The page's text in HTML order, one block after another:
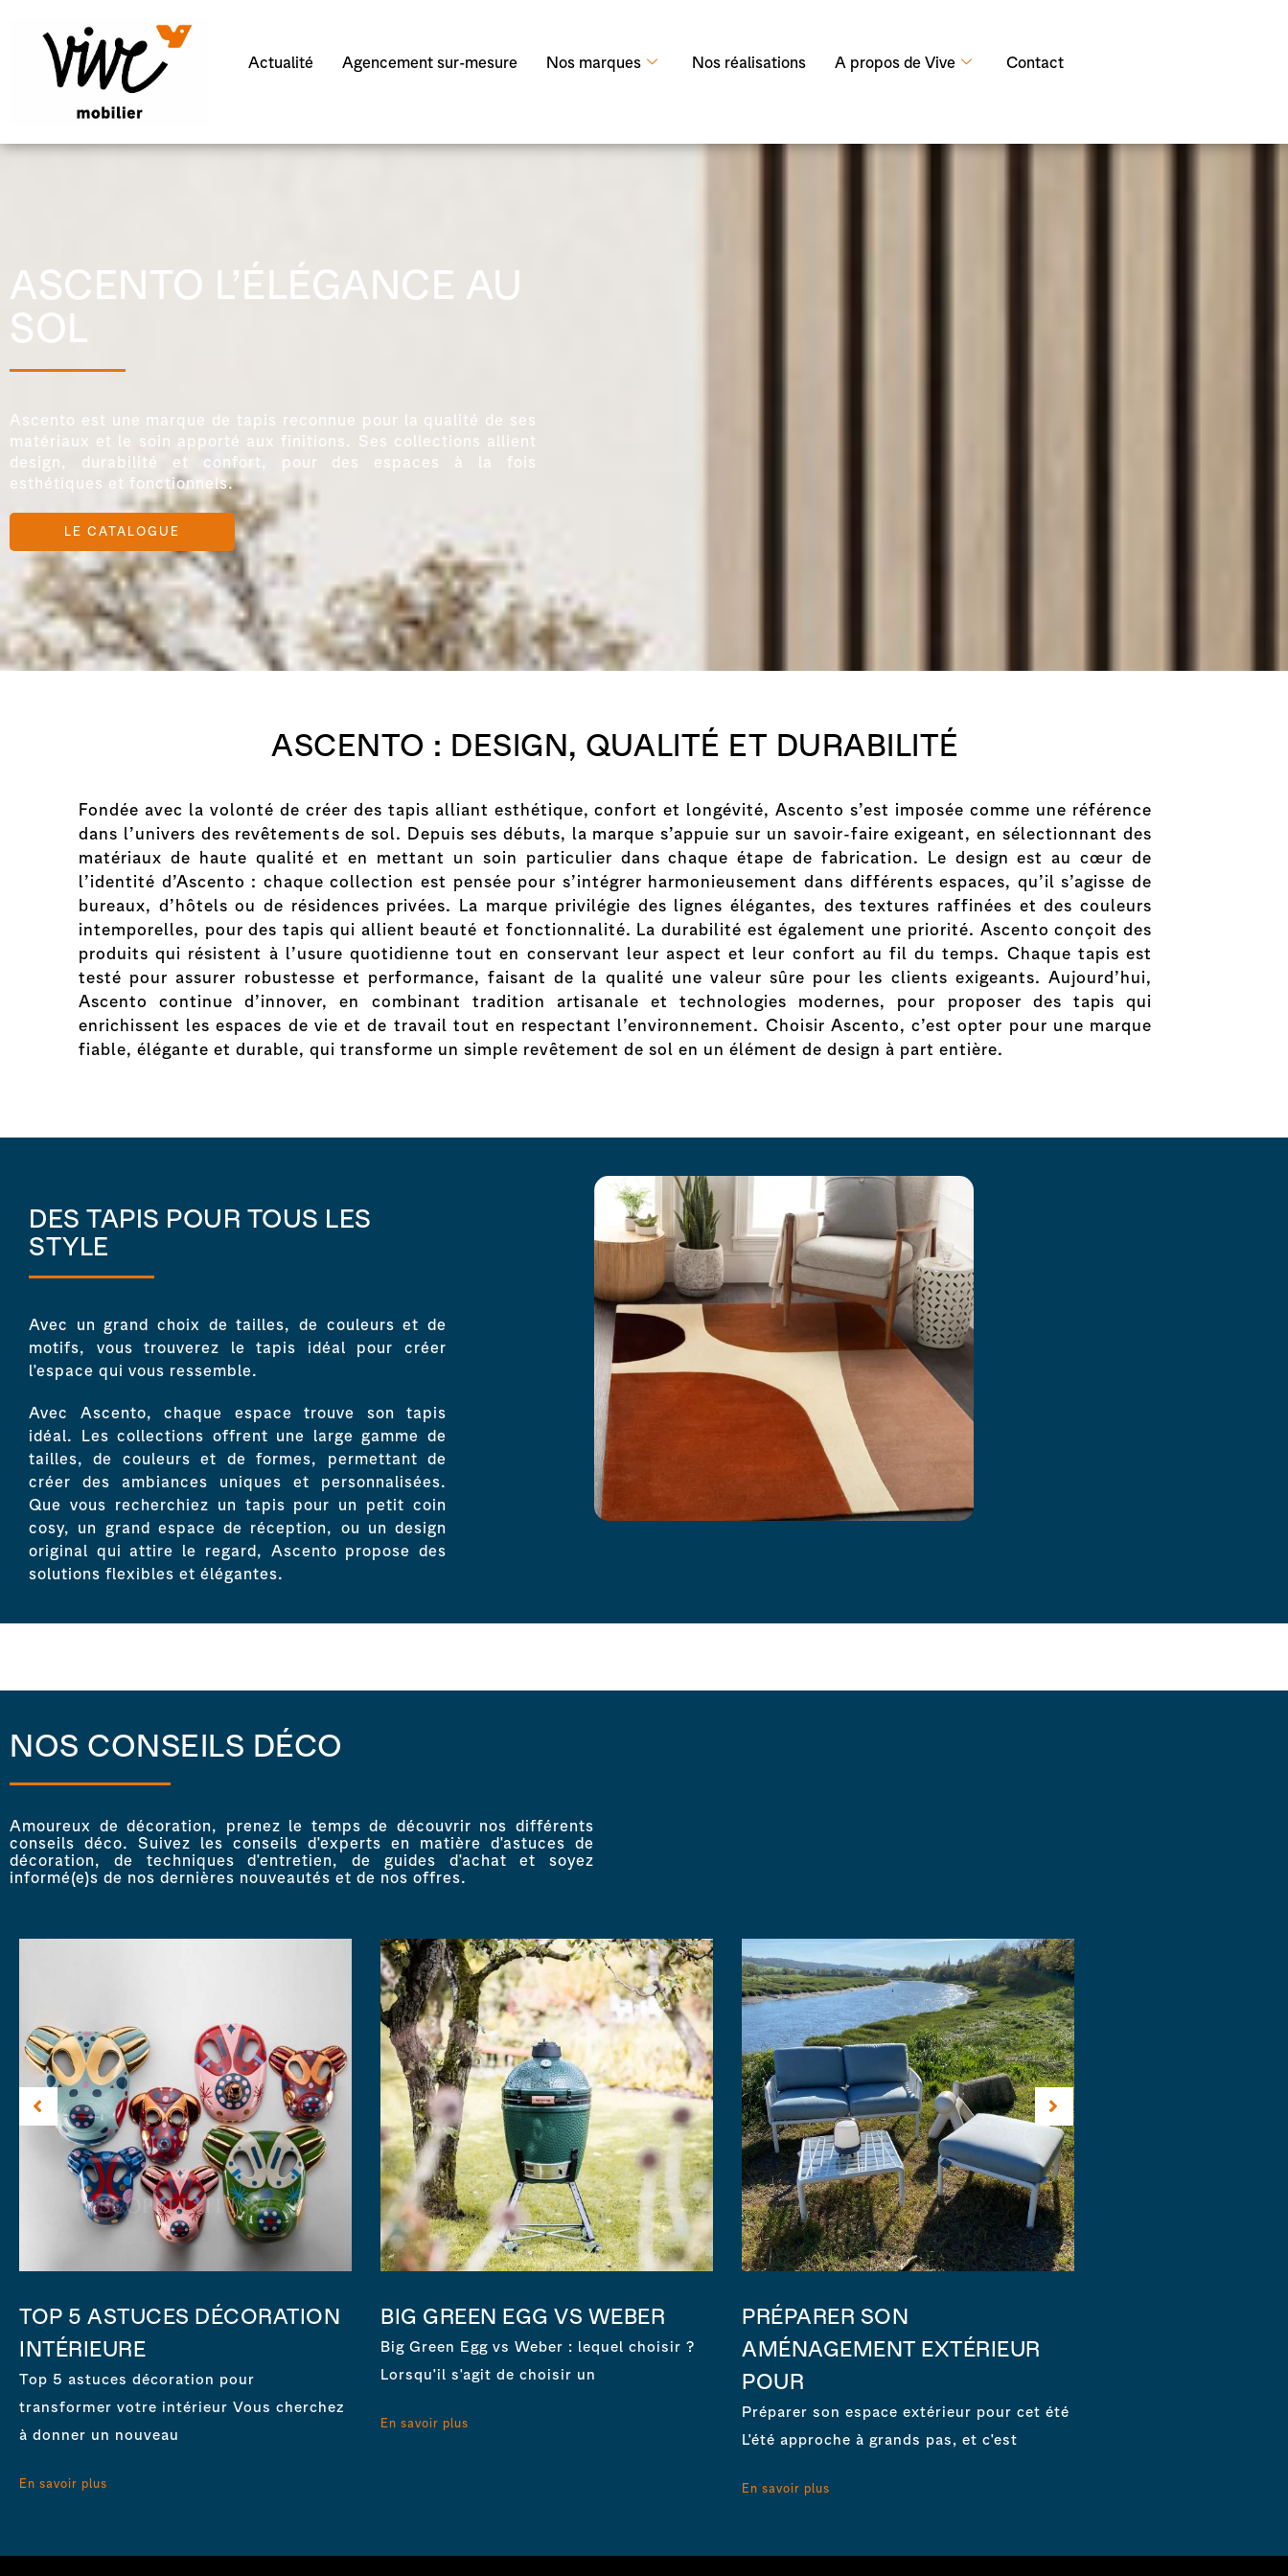
Actualité Agencement sur-mesure Nos marques Nos réalisations A propos de Vive Contact
ASCENTO L’ÉLÉGANCE AU
SOL
Ascento est une marque de tapis reconnue pour la qualité de ses
matériaux et le soin apporté aux finitions. Ses collections allient
design, durabilité et confort, pour des espaces à la fois
esthétiques et fonctionnels.
LE CATALOGUE
ASCENTO : DESIGN, QUALITÉ ET DURABILITÉ
Fondée avec la volonté de créer des tapis alliant esthétique, confort et longévité, Ascento s’est imposée comme une référence
dans l’univers des revêtements de sol. Depuis ses débuts, la marque s’appuie sur un savoir-faire exigeant, en sélectionnant des
matériaux de haute qualité et en mettant un soin particulier dans chaque étape de fabrication. Le design est au cœur de
l’identité d’Ascento : chaque collection est pensée pour s’intégrer harmonieusement dans différents espaces, qu’il s’agisse de
bureaux, d’hôtels ou de résidences privées. La marque privilégie des lignes élégantes, des textures raffinées et des couleurs
intemporelles, pour des tapis qui allient beauté et fonctionnalité. La durabilité est également une priorité. Ascento conçoit des
produits qui résistent à l’usure quotidienne tout en conservant leur aspect et leur confort au fil du temps. Chaque tapis est
testé pour assurer robustesse et performance, faisant de la qualité une valeur sûre pour les clients exigeants. Aujourd’hui,
Ascento continue d’innover, en combinant tradition artisanale et technologies modernes, pour proposer des tapis qui
enrichissent les espaces de vie et de travail tout en respectant l’environnement. Choisir Ascento, c’est opter pour une marque
fiable, élégante et durable, qui transforme un simple revêtement de sol en un élément de design à part entière.
DES TAPIS POUR TOUS LES
STYLE
Avec un grand choix de tailles, de couleurs et de
motifs, vous trouverez le tapis idéal pour créer
l'espace qui vous ressemble.
Avec Ascento, chaque espace trouve son tapis
idéal. Les collections offrent une large gamme de
tailles, de couleurs et de formes, permettant de
créer des ambiances uniques et personnalisées.
Que vous recherchiez un tapis pour un petit coin
cosy, un grand espace de réception, ou un design
original qui attire le regard, Ascento propose des
solutions flexibles et élégantes.
NOS CONSEILS DÉCO
Amoureux de décoration, prenez le temps de découvrir nos différents
conseils déco. Suivez les conseils d'experts en matière d'astuces de
décoration, de techniques d'entretien, de guides d'achat et soyez
informé(e)s de nos dernières nouveautés et de nos offres.
TOP 5 ASTUCES DÉCORATION
INTÉRIEURE
Top 5 astuces décoration pour
transformer votre intérieur Vous cherchez
à donner un nouveau
En savoir plus
BIG GREEN EGG VS WEBER
Big Green Egg vs Weber : lequel choisir ?
Lorsqu'il s'agit de choisir un
En savoir plus
PRÉPARER SON
AMÉNAGEMENT EXTÉRIEUR
POUR
Préparer son espace extérieur pour cet été
L'été approche à grands pas, et c'est
En savoir plus